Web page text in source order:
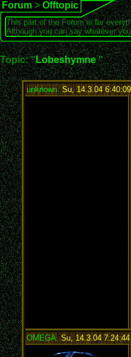
Forum > Offtopic
This part of the Forum is for
Although you can say whatever
Topic: "Lobeshymne"
unknown, Su, 14.3.04 6:40:09
OMEGA ,Su, 14.3.04 7:24:44